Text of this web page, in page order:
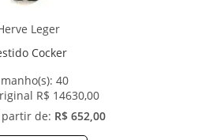
Leger
Cocker
40
R$ 14630,00
de: R$ 652,00